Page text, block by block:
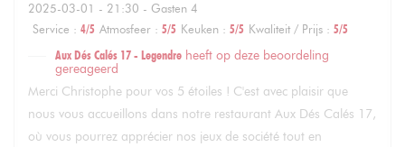
2025-03-01 - 21:30 - Gasten 4
Service : 4/5 Atmosfeer : 5/5 Keuken : 5/5 Kwaliteit / Prijs : 5/5
Aux Dés Calés 17 - Legendre heeft op deze beoordeling
gereageerd
Merci Christophe pour vos 5 étoiles ! C'est avec plaisir que
nous vous accueillons dans notre restaurant Aux Dés Calés 17,
où vous pourrez apprécier nos jeux de société tout en